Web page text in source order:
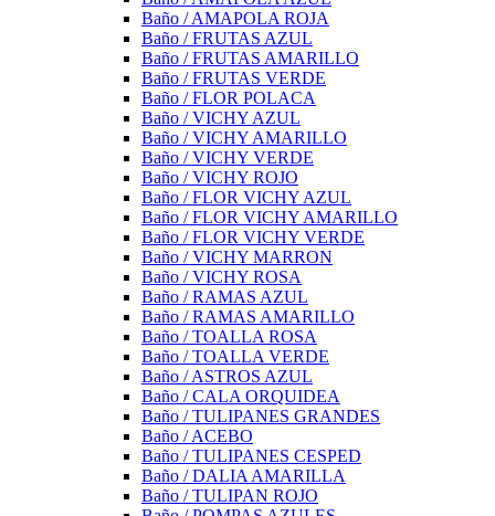
Baño / AMAPOLA ROJA
Baño / FRUTAS AZUL
Baño / FRUTAS AMARILLO
Baño / FRUTAS VERDE
Baño / FLOR POLACA
Baño / VICHY AZUL
Baño / VICHY AMARILLO
Baño / VICHY VERDE
Baño / VICHY ROJO
Baño / FLOR VICHY AZUL
Baño / FLOR VICHY AMARILLO
Baño / FLOR VICHY VERDE
Baño / VICHY MARRON
Baño / VICHY ROSA
Baño / RAMAS AZUL
Baño / RAMAS AMARILLO
Baño / TOALLA ROSA
Baño / TOALLA VERDE
Baño / ASTROS AZUL
Baño / CALA ORQUIDEA
Baño / TULIPANES GRANDES
Baño / ACEBO
Baño / TULIPANES CESPED
Baño / DALIA AMARILLA
Baño / TULIPAN ROJO